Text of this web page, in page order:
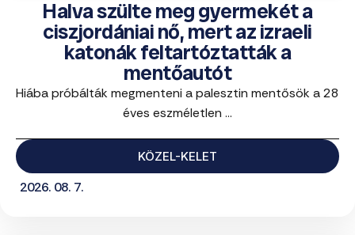
Halva szülte meg gyermekét a
ciszjordániai nő, mert az izraeli
katonák feltartóztatták a
mentőautót
Hiába próbálták megmenteni a palesztin mentősök a 28
éves eszméletlen ...
KÖZEL-KELET
2026. 08. 7.